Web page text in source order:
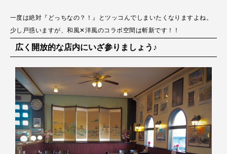
一度は絶対『どっちなの？！』とツッコんでしまいたくなりますよね。
少し戸惑いますが、和風✕洋風のコラボ空間は斬新です！！
広く開放的な店内にいざ参りましょう♪